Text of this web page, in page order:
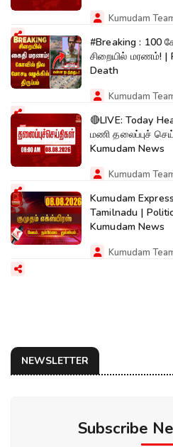
Kumudam
#Breaking : 100
சிறையில் மரணம்! |
Death
Kumudam
🔴LIVE: Today
மணி தலைப்புச்
Kumudam News
Kumudam
Kumudam
Tamilnadu |
Kumudam News
Kumudam
NEWSLETTER
Subscribe